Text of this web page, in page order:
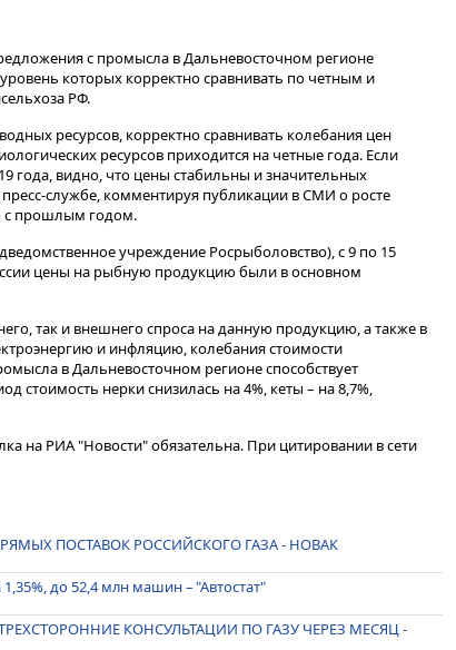
с промысла в Дальневосточном регионе
которых корректно сравнивать по четным и
РФ.
ресурсов, корректно сравнивать колебания цен
ресурсов приходится на четные года​​​. Если
года, видно, что цены стабильны и значительных
службе, комментируя публикации в СМИ о росте
с прошлым годом.
учреждение Росрыболовство), с 9 по 15
цены на рыбную продукцию были в основном
так и внешнего спроса на данную продукцию, а также в
и инфляцию, колебания стоимости
в Дальневосточном регионе способствует
стоимость нерки снизилась на 4%, кеты – на 8,7%,
на РИА "Новости" обязательна. При цитировании в сети
ПОСТАВОК РОССИЙСКОГО ГАЗА - НОВАК
до 52,4 млн машин – "Автостат"
КОНСУЛЬТАЦИИ ПО ГАЗУ ЧЕРЕЗ МЕСЯЦ -